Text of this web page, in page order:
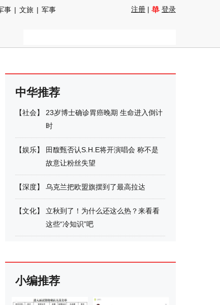
事 | 文旅 | 军事
注册 | 登录
中华推荐
【社会】
23岁博士确诊胃癌晚期 生命进入倒计
时
【娱乐】
田馥甄否认S.H.E将开演唱会 称不是
故意让粉丝失望
【深度】 乌克兰把欧盟旗摆到了最高拉达
【文化】
立秋到了！为什么还这么热？来看看
这些“冷知识”吧
小编推荐